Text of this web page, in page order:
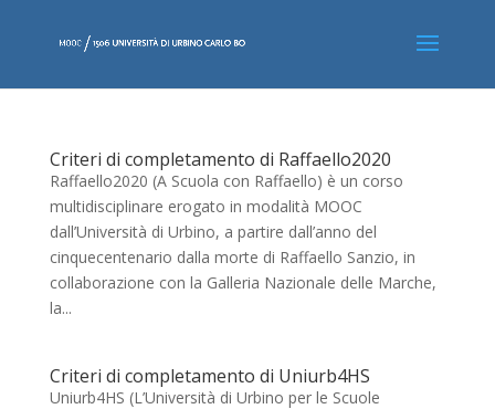
Criteri di completamento di Raffaello2020
Raffaello2020 (A Scuola con Raffaello) è un corso
multidisciplinare erogato in modalità MOOC
dall’Università di Urbino, a partire dall’anno del
cinquecentenario dalla morte di Raffaello Sanzio, in
collaborazione con la Galleria Nazionale delle Marche,
la...
Criteri di completamento di Uniurb4HS
Uniurb4HS (L’Università di Urbino per le Scuole